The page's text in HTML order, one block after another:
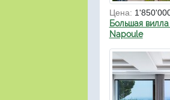
Цена:
Большая
Napoule